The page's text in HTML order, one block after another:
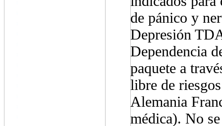
de pánico y
Depresión
Dependencia
paquete a
libre de
Alemania
médica). No